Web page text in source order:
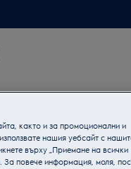
както и за промоционални и
нашия уебсайт с
върху „Приемане на всички
За повече информация, моля,